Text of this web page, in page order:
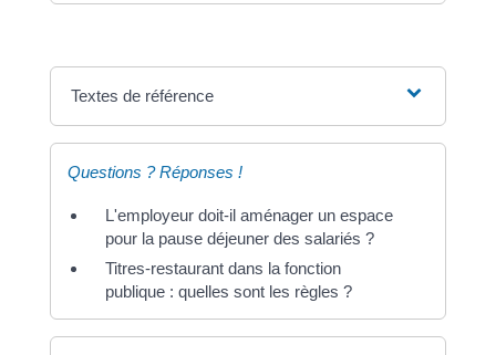
Textes de référence
Questions ? Réponses !
L'employeur doit-il aménager un espace
pour la pause déjeuner des salariés ?
Titres-restaurant dans la fonction
publique : quelles sont les règles ?